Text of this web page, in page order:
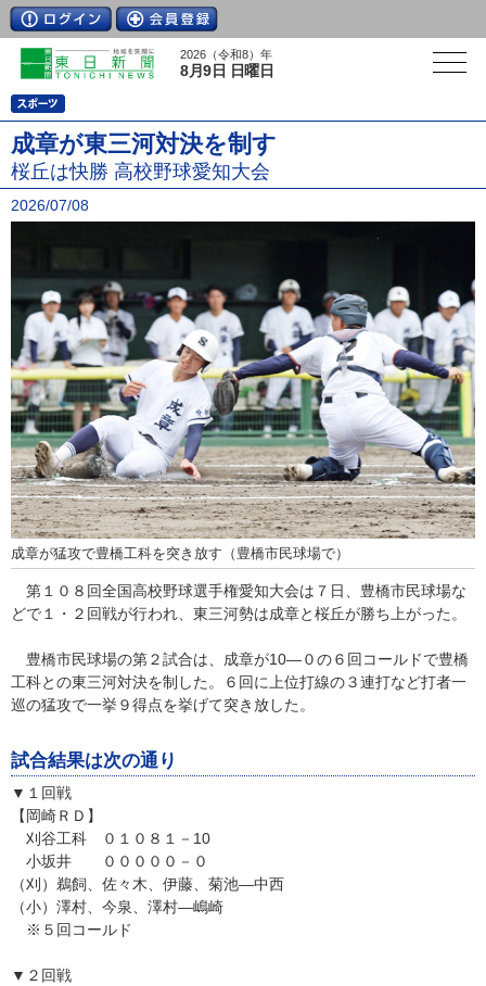
2026（令和8）年
8月9日 日曜日
成章が東三河対決を制す
桜丘は快勝 高校野球愛知大会
2026/07/08
成章が猛攻で豊橋工科を突き放す（豊橋市民球場で）
第１０８回全国高校野球選手権愛知大会は７日、豊橋市民球場な
どで１・２回戦が行われ、東三河勢は成章と桜丘が勝ち上がった。
豊橋市民球場の第２試合は、成章が10―０の６回コールドで豊橋
工科との東三河対決を制した。６回に上位打線の３連打など打者一
巡の猛攻で一挙９得点を挙げて突き放した。
試合結果は次の通り
▼１回戦
【岡崎ＲＤ】
刈谷工科 ０１０８１－10
小坂井 ０００００－０
（刈）鵜飼、佐々木、伊藤、菊池―中西
（小）澤村、今泉、澤村―嶋崎
※５回コールド
▼２回戦